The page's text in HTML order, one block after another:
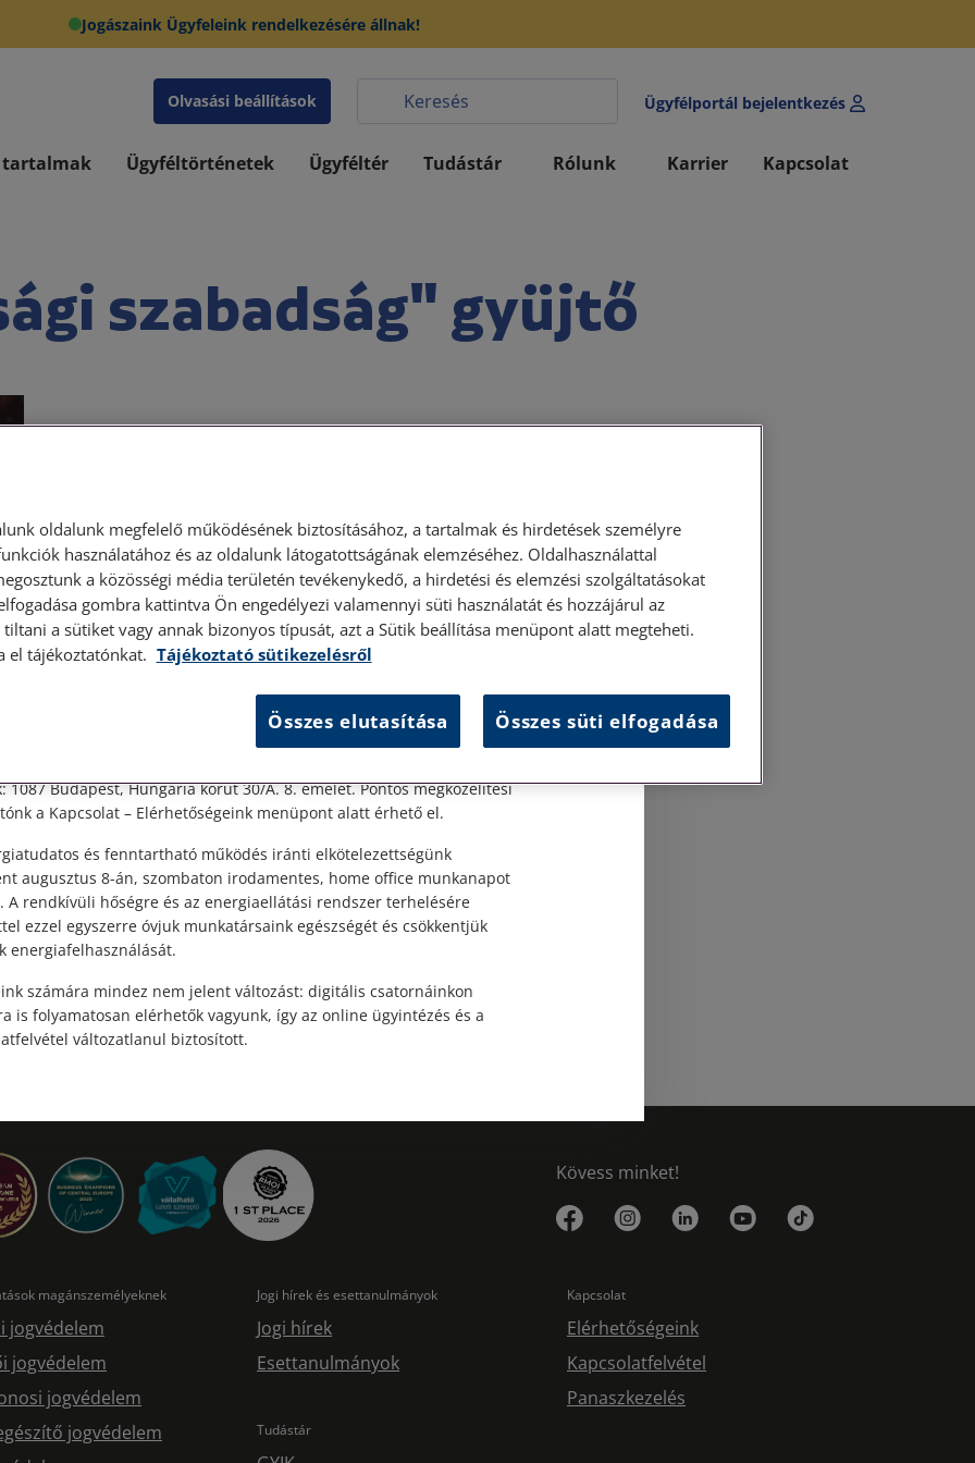
Jogászaink Ügyfeleink rendelkezésére állnak!
Olvasási beállítások Ügyfélportál bejelentkezés
tartalmak Ügyféltörténetek Ügyféltér Tudástár Rólunk Karrier Kapcsolat
szabadság" gyüjtő
Kövess minket!
magánszemélyeknek
jogvédelem
jogvédelem
jogvédelem
jogvédelem
Jogi hírek és esettanulmányok
Jogi hírek
Esettanulmányok
Tudástár
Kapcsolat
Elérhetőségeink
Kapcsolatfelvétel
Panaszkezelés
ügyfélfogadás
ügyfélszolgálatunk telefonon történő előzetes időpontegyeztetés
1087 Budapest, Hungária körút 30/A. 8. emelet. Pontos megközelítési
a Kapcsolat – Elérhetőségeink menüpont alatt érhető el.
és fenntartható működés iránti elkötelezettségünk
augusztus 8-án, szombaton irodamentes, home office munkanapot
A rendkívüli hőségre és az energiaellátási rendszer terhelésére
ezzel egyszerre óvjuk munkatársaink egészségét és csökkentjük
energiafelhasználását.
számára mindez nem jelent változást: digitális csatornáinkon
is folyamatosan elérhetők vagyunk, így az online ügyintézés és a
változatlanul biztosított.
oldalunk megfelelő működésének biztosításához, a tartalmak és hirdetések személyre
használatához és az oldalunk látogatottságának elemzéséhez. Oldalhasználattal
a közösségi média területén tevékenykedő, a hirdetési és elemzési szolgáltatásokat
gombra kattintva Ön engedélyezi valamennyi süti használatát és hozzájárul az
tiltani a sütiket vagy annak bizonyos típusát, azt a Sütik beállítása menüpont alatt megteheti.
el tájékoztatónkat. Tájékoztató sütikezelésről
Összes elutasítása Összes süti elfogadása